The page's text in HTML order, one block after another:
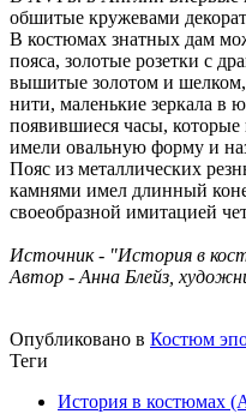
обшитые кружевами
В костюмах знатных дам
пояса, золотые розетки с
вышитые золотом и
нити, маленькие зеркала в
появившиеся часы, которые
имели овальную форму и
Пояс из металлических
камнями имел длинный
своеобразной имитацией
Источник - "История в
Автор - Анна Блейз,
Опубликовано в Костюм
Теги
История в костюмах